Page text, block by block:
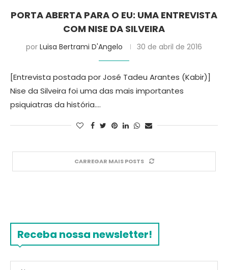
PORTA ABERTA PARA O EU: UMA ENTREVISTA
COM NISE DA SILVEIRA
por Luisa Bertrami D'Angelo 30 de abril de 2016
[Entrevista postada por José Tadeu Arantes (Kabir)]
Nise da Silveira foi uma das mais importantes
psiquiatras da história.…
CARREGAR MAIS POSTS
Receba nossa newsletter!